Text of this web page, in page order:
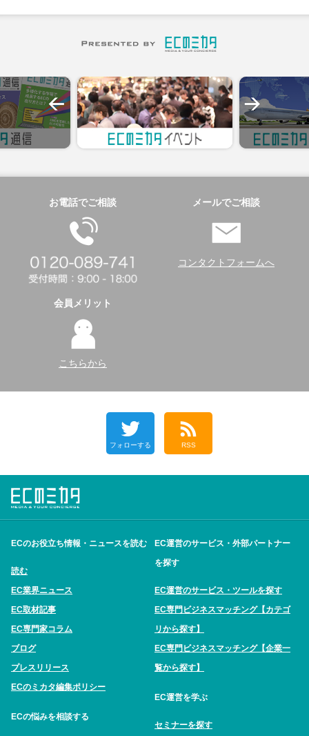
お電話でご相談 メールでご相談
コンタクトフォームへ
会員メリット
こちらから
フォローする RSS
ECのお役立ち情報・ニュースを読む
読む
EC業界ニュース
EC取材記事
EC専門家コラム
ブログ
プレスリリース
ECのミカタ編集ポリシー
ECの悩みを相談する
EC運営のサービス・外部パートナー
を探す
EC運営のサービス・ツールを探す
EC専門ビジネスマッチング【カテゴ
リから探す】
EC専門ビジネスマッチング【企業一
覧から探す】
EC運営を学ぶ
セミナーを探す